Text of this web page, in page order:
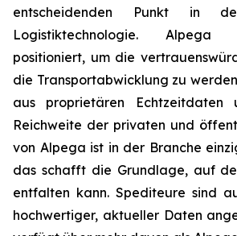
entscheidenden Punkt in
Logistiktechnologie.
positioniert, um die
die Transportabwicklung zu
aus proprietären
Reichweite der privaten und
von Alpega ist in der Branche
das schafft die Grundlage, auf
entfalten kann. Spediteure sind
hochwertiger, aktueller Daten